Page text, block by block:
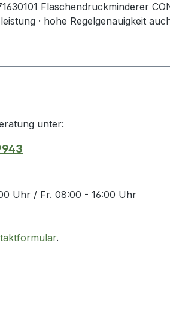
Flaschendruckminderer
· hohe Regelgenauigkeit
unter:
Uhr / Fr. 08:00 - 16:00 Uhr
.